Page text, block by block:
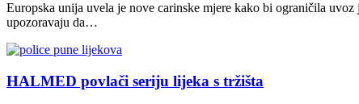
Europska unija uvela je nove carinske mjere kako bi ograničila
upozoravaju da…
HALMED povlači seriju lijeka s tržišta